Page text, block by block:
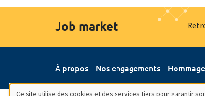
Job market
À propos Nos engagements
Ce site utilise des cookies et des services tiers pour garantir